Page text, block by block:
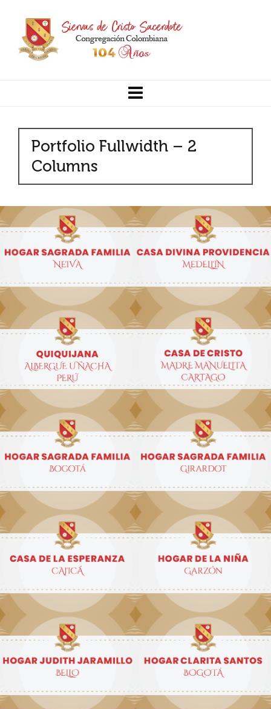
Portfolio Fullwidth – 2
Columns
Hogar Sagrada Familia
Neiva
Casa Divina Providencia
Quiquijana Albergue
Uñacha
Casa de Cristo Madre
Manuelita
Hogar Sagrada Familia
Bogotá
Hogar Sagrada Familia
Girardot
Casa de la Esperanza Hogar de la Niña
Hogar Judith Jaramillo Hogar Clarita Santos